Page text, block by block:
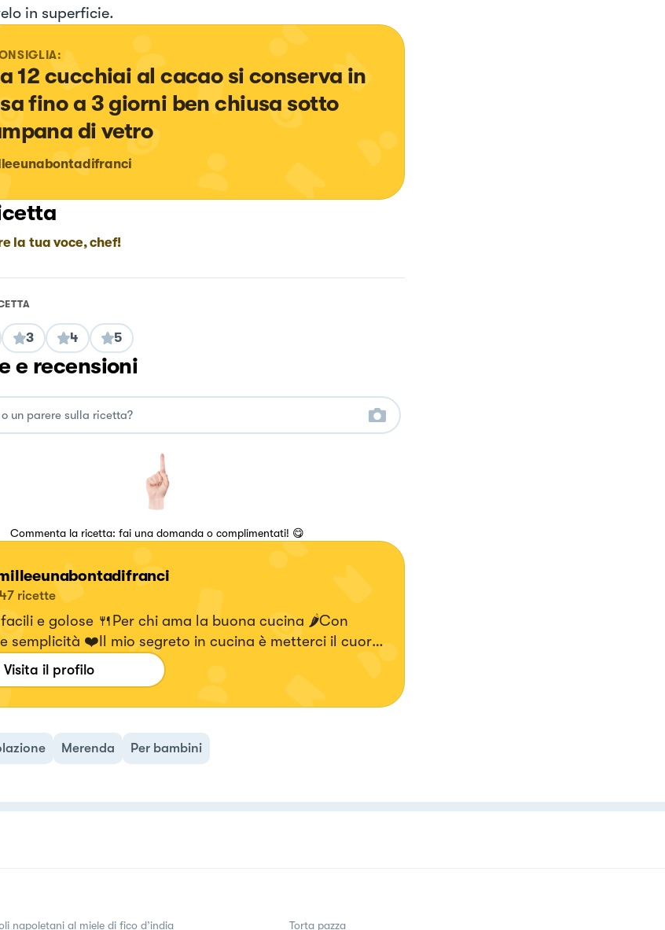
in superficie.
12 cucchiai al cacao si conserva in
fino a 3 giorni ben chiusa sotto
di vetro
la tua voce, chef!
3 4 5
e recensioni
Commenta la ricetta: fai una domanda o complimentati! 😋
47 ricette
e golose 🍴Per chi ama la buona cucina 🌶Con
semplicità ❤️Il mio segreto in cucina è metterci il cuore
ricette
Visita il profilo
Merenda Per bambini
napoletani al miele di fico d’india Torta pazza